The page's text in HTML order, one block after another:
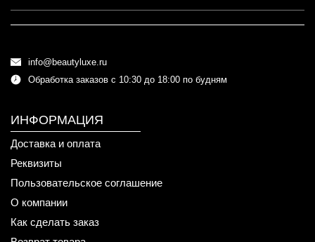
info@beautyluxe.ru
Обработка заказов с 10:30 до 18:00 по будням
ИНФОРМАЦИЯ
Доставка и оплата
Реквизиты
Пользовательское соглашение
О компании
Как сделать заказ